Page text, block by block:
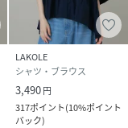
LAKOLE
シャツ・ブラウス
3,490円
317ポイント(10%ポイント
バック)